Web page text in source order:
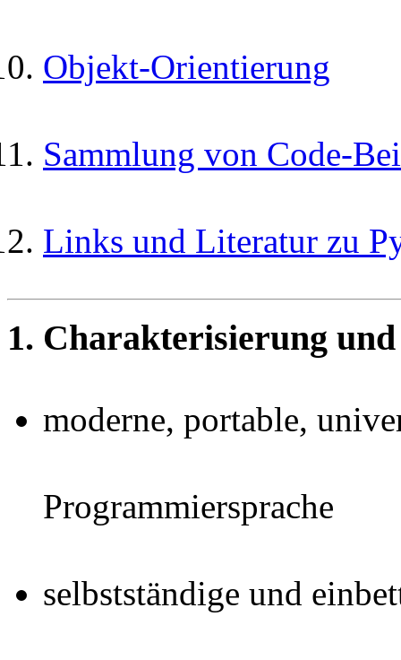
Objekt-Orientierung
Sammlung von Code-
Links und Literatur zu
1. Charakterisierung
moderne, portable,
Programmiersprache
selbstständige und